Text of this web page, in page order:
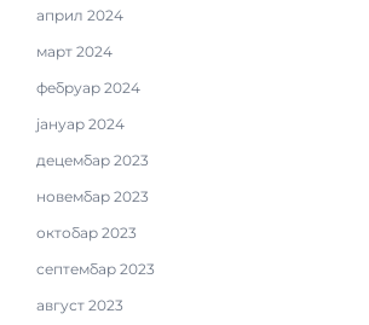
април 2024
март 2024
фебруар 2024
јануар 2024
децембар 2023
новембар 2023
октобар 2023
септембар 2023
август 2023